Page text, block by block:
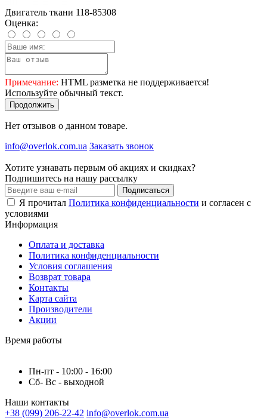
Двигатель ткани 118-85308
Оценка:
Примечание: HTML разметка не поддерживается!
Используйте обычный текст.
Продолжить
Нет отзывов о данном товаре.
info@overlok.com.ua Заказать звонок
Хотите узнавать первым об акциях и скидках?
Подпишитесь на нашу рассылку
Подписаться
Я прочитал Политика конфиденциальности и согласен с
условиями
Информация
Оплата и доставка
Политика конфиденциальности
Условия соглашения
Возврат товара
Контакты
Карта сайта
Производители
Акции
Время работы
Пн-пт - 10:00 - 16:00
Сб- Вс - выходной
Наши контакты
+38 (099) 206-22-42 info@overlok.com.ua